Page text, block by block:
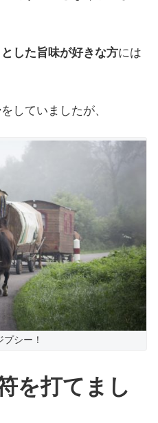
した旨味が好きな方には
を していましたが、
シー！
を打てまし